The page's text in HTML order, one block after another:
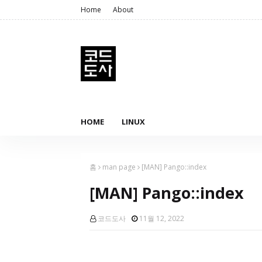
Home About
HOME LINUX
홈 man page [MAN] Pango::index
[MAN] Pango::index
코드도사 11월 12, 2022